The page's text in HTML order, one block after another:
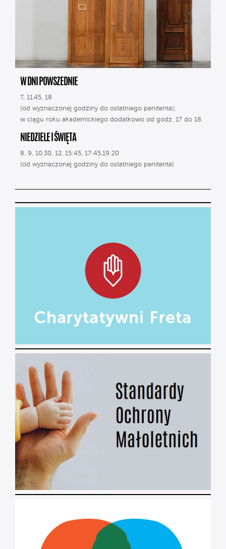
W DNI POWSZEDNIE
7, 11.45, 18
(od wyznaczonej godziny do ostatniego penitenta);
w ciągu roku akademickiego dodatkowo od godz. 17 do 18.
NIEDZIELE I ŚWIĘTA
8, 9, 10.30, 12, 15:45, 17:45,19:20
(od wyznaczonej godziny do ostatniego penitenta)